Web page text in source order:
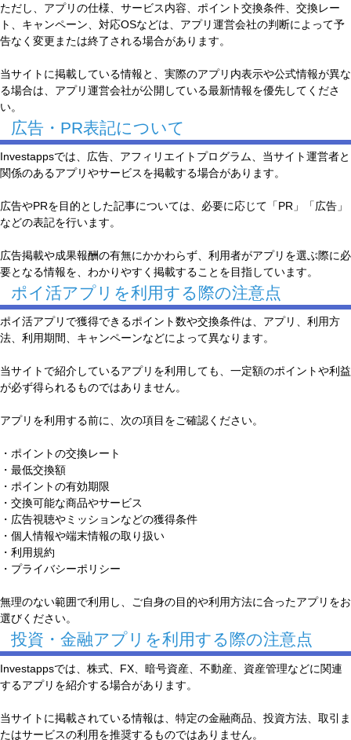
ただし、アプリの仕様、サービス内容、ポイント交換条件、交換レー
ト、キャンペーン、対応OSなどは、アプリ運営会社の判断によって予
告なく変更または終了される場合があります。
当サイトに掲載している情報と、実際のアプリ内表示や公式情報が異な
る場合は、アプリ運営会社が公開している最新情報を優先してくださ
い。
広告・PR表記について
Investappsでは、広告、アフィリエイトプログラム、当サイト運営者と
関係のあるアプリやサービスを掲載する場合があります。
広告やPRを目的とした記事については、必要に応じて「PR」「広告」
などの表記を行います。
広告掲載や成果報酬の有無にかかわらず、利用者がアプリを選ぶ際に必
要となる情報を、わかりやすく掲載することを目指しています。
ポイ活アプリを利用する際の注意点
ポイ活アプリで獲得できるポイント数や交換条件は、アプリ、利用方
法、利用期間、キャンペーンなどによって異なります。
当サイトで紹介しているアプリを利用しても、一定額のポイントや利益
が必ず得られるものではありません。
アプリを利用する前に、次の項目をご確認ください。
・ポイントの交換レート
・最低交換額
・ポイントの有効期限
・交換可能な商品やサービス
・広告視聴やミッションなどの獲得条件
・個人情報や端末情報の取り扱い
・利用規約
・プライバシーポリシー
無理のない範囲で利用し、ご自身の目的や利用方法に合ったアプリをお
選びください。
投資・金融アプリを利用する際の注意点
Investappsでは、株式、FX、暗号資産、不動産、資産管理などに関連
するアプリを紹介する場合があります。
当サイトに掲載されている情報は、特定の金融商品、投資方法、取引ま
たはサービスの利用を推奨するものではありません。